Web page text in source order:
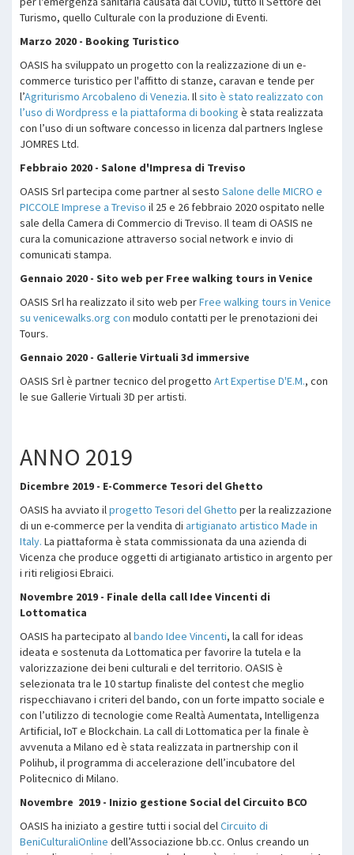
Turismo, quello Culturale con la produzione di Eventi.
Marzo 2020 - Booking Turistico
OASIS ha sviluppato un progetto con la realizzazione di un e-
commerce turistico per l'affitto di stanze, caravan e tende per
l’Agriturismo Arcobaleno di Venezia. Il sito è stato realizzato con
l’uso di Wordpress e la piattaforma di booking è stata realizzata
con l’uso di un software concesso in licenza dal partners Inglese
JOMRES Ltd.
Febbraio 2020 - Salone d'Impresa di Treviso
OASIS Srl partecipa come partner al sesto Salone delle MICRO e
PICCOLE Imprese a Treviso il 25 e 26 febbraio 2020 ospitato nelle
sale della Camera di Commercio di Treviso. Il team di OASIS ne
cura la comunicazione attraverso social network e invio di
comunicati stampa.
Gennaio 2020 - Sito web per Free walking tours in Venice
OASIS Srl ha realizzato il sito web perFree walking tours in Venice
su venicewalks.org con modulo contatti per le prenotazioni dei
Tours.
Gennaio 2020 - Gallerie Virtuali 3d immersive
OASIS Srl è partner tecnico del progetto Art Expertise D'E.M., con
le sue Gallerie Virtuali 3D per artisti.
ANNO 2019
Dicembre 2019 - E-Commerce Tesori del Ghetto
OASIS ha avviato il progetto Tesori del Ghetto per la realizzazione
di un e-commerce per la vendita di artigianato artistico Made in
Italy. La piattaforma è stata commissionata da una azienda di
Vicenza che produce oggetti di artigianato artistico in argento per
i riti religiosi Ebraici.
Novembre 2019 - Finale della call Idee Vincenti di
Lottomatica
OASIS ha partecipato al bando Idee Vincenti, la call for ideas
ideata e sostenuta da Lottomatica per favorire la tutela e la
valorizzazione dei beni culturali e del territorio. OASIS è
selezionata tra le 10 startup finaliste del contest che meglio
rispecchiavano i criteri del bando, con un forte impatto sociale e
con l’utilizzo di tecnologie come Realtà Aumentata, Intelligenza
Artificial, IoT e Blockchain. La call di Lottomatica per la finale è
avvenuta a Milano ed è stata realizzata in partnership con il
Polihub, il programma di accelerazione dell’incubatore del
Politecnico di Milano.
Novembre 2019 - Inizio gestione Social del Circuito BCO
OASIS ha iniziato a gestire tutti i social del Circuito di
BeniCulturaliOnline dell’Associazione bb.cc. Onlus creando un